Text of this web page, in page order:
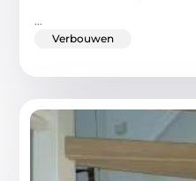
...
Verbouwen